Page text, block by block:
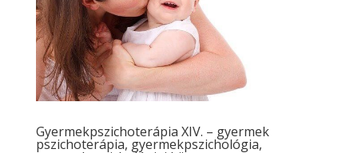
Gyermekpszichoterápia XIV. – gyermek
pszichoterápia, gyermekpszichológia,